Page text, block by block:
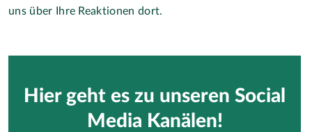
uns über Ihre Reaktionen dort.
Hier geht es zu unseren Social
Media Kanälen!